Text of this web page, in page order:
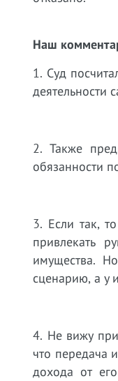
Наш
1. Суд
деятельности
2. Также
обязанности
3. Если так,
привлекать
имущества.
сценарию, а у
4. Не вижу
что передача
дохода от